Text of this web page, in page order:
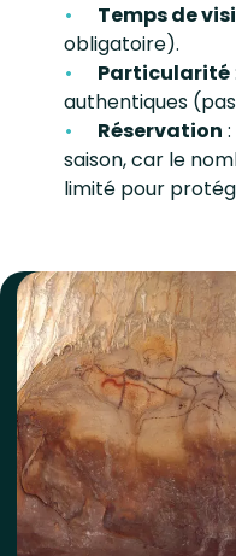
Temps de
obligatoire).
Particularité
authentiques
Réservation
saison, car le
limité pour